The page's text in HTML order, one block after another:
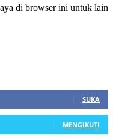
di browser ini untuk lain
SUKA
MENGIKUTI